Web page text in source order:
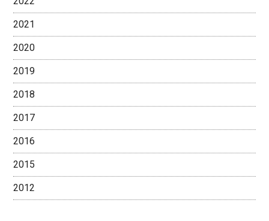
2021
2020
2019
2018
2017
2016
2015
2012